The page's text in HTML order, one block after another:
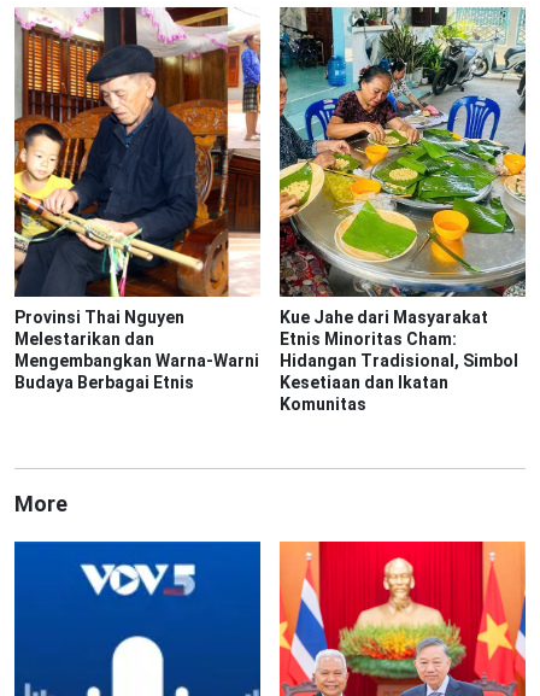
Provinsi Thai Nguyen
Melestarikan dan
Mengembangkan Warna-Warni
Budaya Berbagai Etnis
Kue Jahe dari Masyarakat
Etnis Minoritas Cham:
Hidangan Tradisional, Simbol
Kesetiaan dan Ikatan
Komunitas
More